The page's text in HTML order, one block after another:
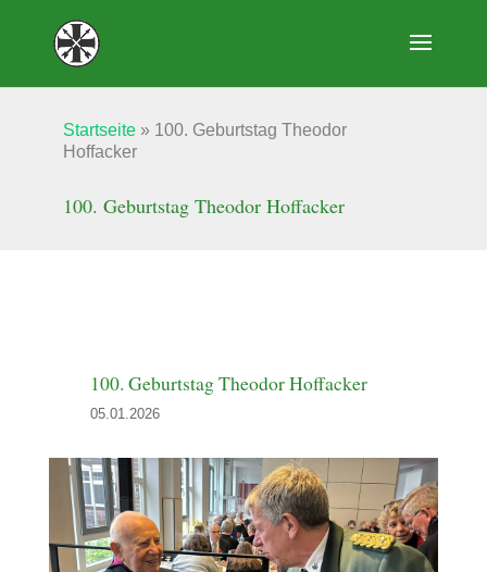
Startseite » 100. Geburtstag Theodor
Hoffacker
100. Geburtstag Theodor Hoffacker
100. Geburtstag Theodor Hoffacker
05.01.2026